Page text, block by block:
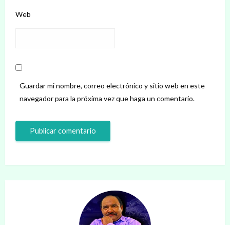
Web
Guardar mi nombre, correo electrónico y sitio web en este
navegador para la próxima vez que haga un comentario.